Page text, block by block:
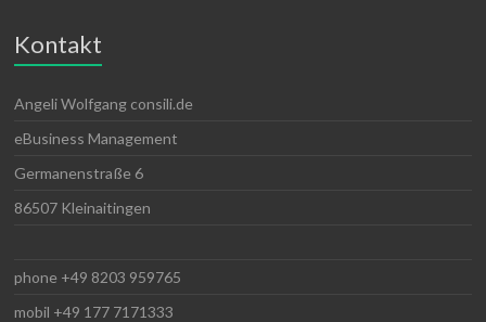
Kontakt
Angeli Wolfgang consili.de
eBusiness Management
Germanenstraße 6
86507 Kleinaitingen
phone +49 8203 959765
mobil +49 177 7171333